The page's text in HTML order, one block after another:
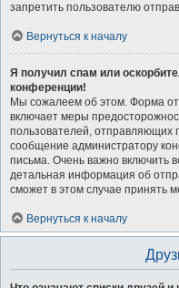
запретить пользователю
Вернуться к началу
Я получил спам или
конференции!
Мы сожалеем об этом. Форма
включает меры
пользователей,
сообщение администратору
письма. Очень важно включить
детальная информация об
сможет в этом случае принять
Вернуться к началу